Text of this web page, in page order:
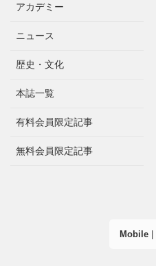
アカデミー
ニュース
歴史・文化
本誌一覧
有料会員限定記事
無料会員限定記事
Mobile|